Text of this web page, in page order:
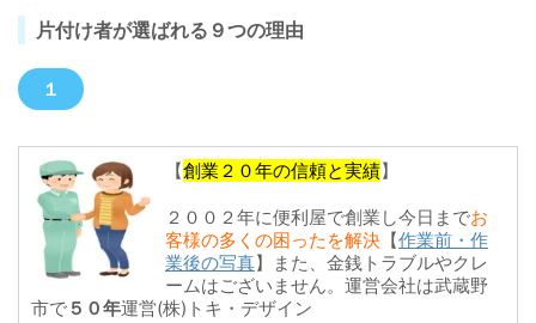
片付け者が選ばれる９つの理由
１
【創業２０年の信頼と実績】
２００２年に便利屋で創業し今日までお
客様の多くの困ったを解決 【作業前・作
業後の写真】また、 金銭トラブルやクレ
ームはございません。運営会社は武蔵野
市で５０年運営(株) トキ・デザイン